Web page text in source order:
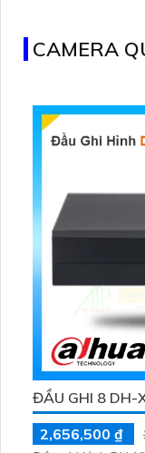
CAMERA
ĐẦU GHI 8 DH-
2,656,500 ₫